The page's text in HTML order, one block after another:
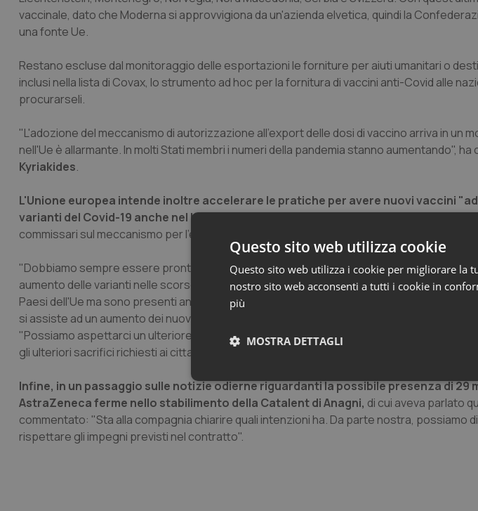
vaccinale, dato che Moderna si approvvigiona da un'azienda elvetica, quindi la
una fonte Ue.
Restano escluse dal monitoraggio delle esportazioni le forniture per aiuti umanitari o
inclusi nella lista di Covax, lo strumento ad hoc per la fornitura di vaccini anti-Covid alle
procurarseli.
"L'adozione del meccanismo di autorizzazione all'export delle dosi di vaccino arriva in un
nell'Ue è allarmante. In molti Stati membri i numeri della pandemia stanno aumentando", ha
Kyriakides.
L'Unione europea intende inoltre accelerare le pratiche per avere nuovi vaccini
varianti del Covid-19 anche nel lungo termine.A spiegarlo la stessa Kyriakides nel
commissari sul meccanismo per l'esportazione dei vaccini anti Covid-19.
"Dobbiamo sempre essere pronti ed anche capaci di anticipare. La situazione è
aumento delle varianti nelle scorse settimane", ha detto Kyriakides, spiegando che quella
Paesi dell'Ue ma sono presenti anche quella brasiliana e sud africana. La commissaria ha
si assiste ad un aumento dei nuovi casi di Covid, in 15 vi è un aumento dei ricoveri ed in
"Possiamo aspettarci un ulteriore aumento dei nuovi casi nelle prossime settimane", ha
gli ulteriori sacrifici richiesti ai cittadini vanno di pari passo alla necessità di garantire il più
Infine, in un passaggio sulle notizie odierne riguardanti la possibile presenza di 29
AstraZeneca ferme nello stabilimento della Catalent di Anagni, di cui aveva parlato
commentato: "Sta alla compagnia chiarire quali intenzioni ha. Da parte nostra, possiamo
rispettare gli impegni previsti nel contratto".
Questo sito web utilizza cookie
Questo sito web utilizza i cookie per migliorare la
nostro sito web acconsenti a tutti i cookie in
più
MOSTRA DETTAGLI
Necessari